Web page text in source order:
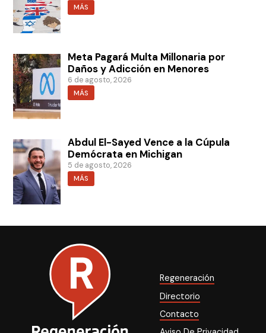
MÁS
Meta Pagará Multa Millonaria por
Daños y Adicción en Menores
6 de agosto, 2026
MÁS
Abdul El-Sayed Vence a la Cúpula
Demócrata en Michigan
5 de agosto, 2026
MÁS
Regeneración
Directorio
Contacto